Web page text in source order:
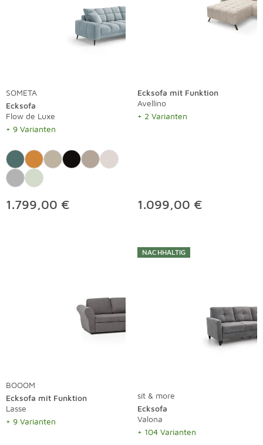
SOMETA
Ecksofa
Flow de Luxe
+ 9 Varianten
1.799,00 €
Ecksofa mit Funktion
Avellino
+ 2 Varianten
1.099,00 €
BOOOM
Ecksofa mit Funktion
Lasse
+ 9 Varianten
NACHHALTIG
sit & more
Ecksofa
Valona
+ 104 Varianten